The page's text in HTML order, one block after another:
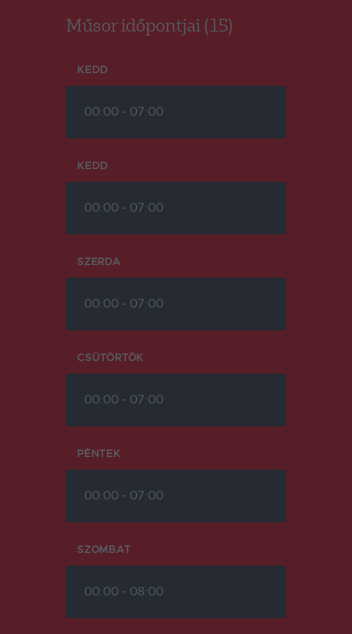
Műsor időpontjai (15)
KEDD
00:00 - 07:00
KEDD
00:00 - 07:00
SZERDA
00:00 - 07:00
CSÜTÖRTÖK
00:00 - 07:00
PÉNTEK
00:00 - 07:00
SZOMBAT
00:00 - 08:00